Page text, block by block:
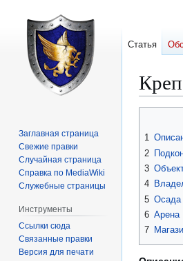
1
2
3
4
5 Осада
6 Арена
7
Статья
Заглавная страница
Свежие правки
Случайная страница
Справка по MediaWiki
Служебные страницы
Инструменты
Ссылки сюда
Связанные правки
Версия для печати